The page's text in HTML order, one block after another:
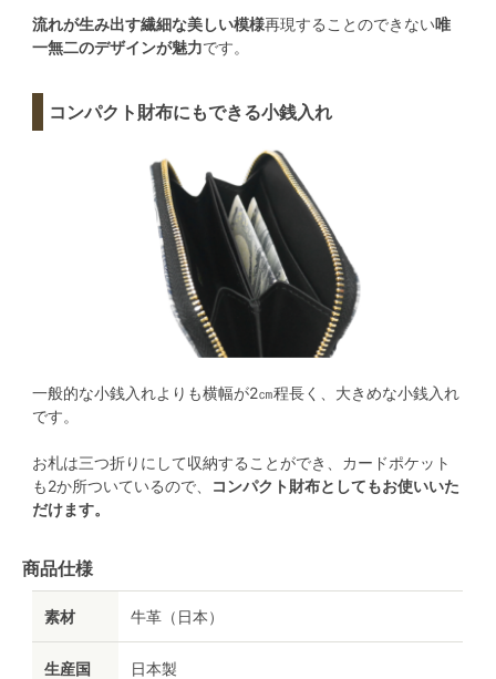
流れが生み出す繊細な美しい模様再現することのできない唯
一無二のデザインが魅力です。
コンパクト財布にもできる小銭入れ
一般的な小銭入れよりも横幅が2㎝程長く、大きめな小銭入れ
です。
お札は三つ折りにして収納することができ、カードポケット
も2か所ついているので、
コンパクト財布としてもお使いいた
だけます。
商品仕様
素材 牛革（日本）
生産国 日本製